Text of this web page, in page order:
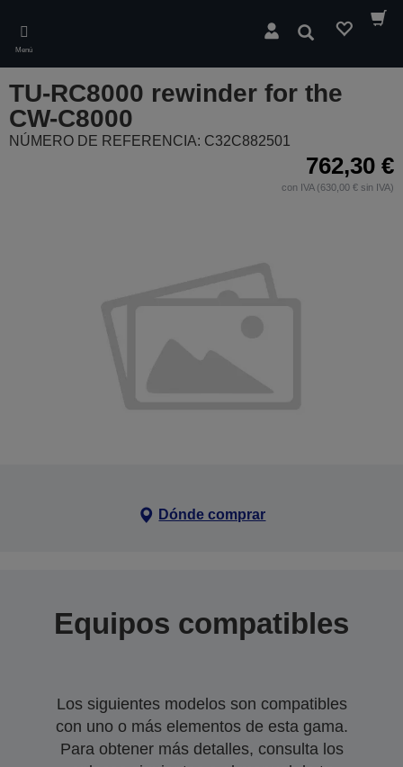
main
content
Menú
Buscar
TU-RC8000 rewinder for the
CW-C8000
NÚMERO DE REFERENCIA: C32C882501
762,30 €
con IVA (630,00 € sin IVA)
Dónde comprar
Equipos compatibles
Los siguientes modelos son compatibles
con uno o más elementos de esta gama.
Para obtener más detalles, consulta los